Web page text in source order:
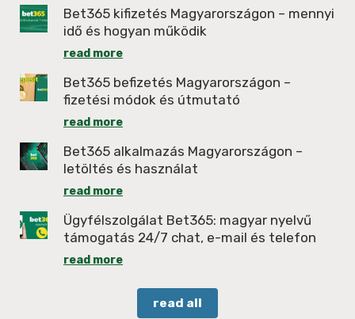
Bet365 kifizetés Magyarországon – mennyi
idő és hogyan működik
read more
Bet365 befizetés Magyarországon –
fizetési módok és útmutató
read more
Bet365 alkalmazás Magyarországon –
letöltés és használat
read more
Ügyfélszolgálat Bet365: magyar nyelvű
támogatás 24/7 chat, e-mail és telefon
read more
read all